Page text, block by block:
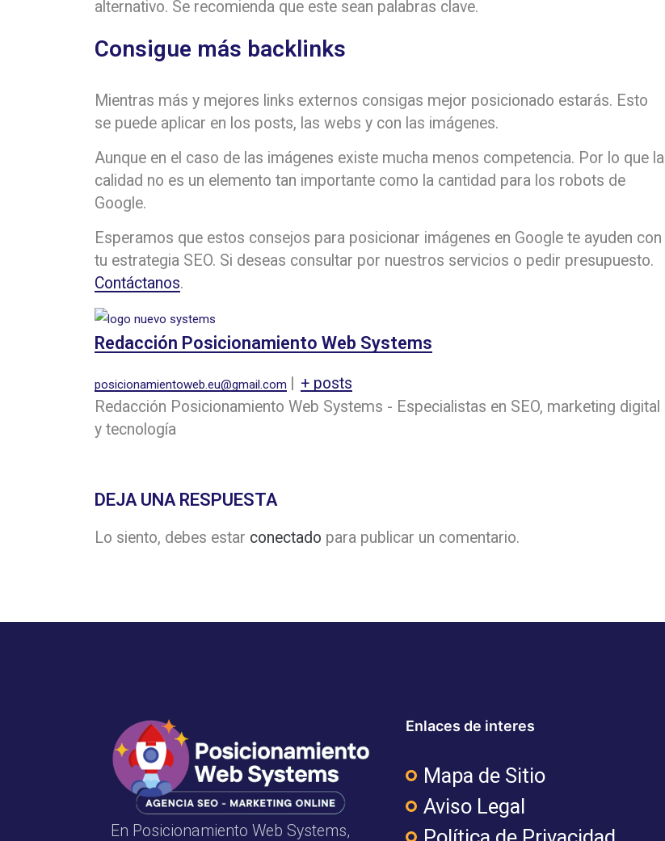
alternativo. Se recomienda que este sean palabras clave.
Consigue más backlinks
Mientras más y mejores links externos consigas mejor posicionado estarás. Esto
se puede aplicar en los posts, las webs y con las imágenes.
Aunque en el caso de las imágenes existe mucha menos competencia. Por lo que la
calidad no es un elemento tan importante como la cantidad para los robots de
Google.
Esperamos que estos consejos para posicionar imágenes en Google te ayuden con
tu estrategia SEO. Si deseas consultar por nuestros servicios o pedir presupuesto.
Contáctanos.
Redacción Posicionamiento Web Systems
posicionamientoweb.eu@gmail.com
+ posts
Redacción Posicionamiento Web Systems - Especialistas en SEO, marketing digital
y tecnología
DEJA UNA RESPUESTA
Lo siento, debes estar conectado para publicar un comentario.
En Posicionamiento Web Systems,
Enlaces de interes
Mapa de Sitio
Aviso Legal